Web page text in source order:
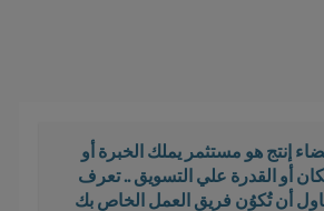
إنتج هو مستثمر يملك الخبرة أو
أو القدرة علي التسويق .. تعرف
أن تُكوُن فريق العمل الخاص بك